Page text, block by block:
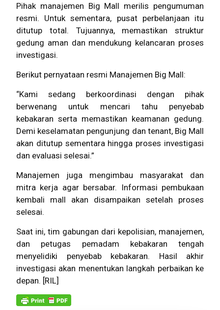
Pihak manajemen Big Mall merilis pengumuman
resmi. Untuk sementara, pusat perbelanjaan itu
ditutup total. Tujuannya, memastikan struktur
gedung aman dan mendukung kelancaran proses
investigasi.
Berikut pernyataan resmi Manajemen Big Mall:
“Kami sedang berkoordinasi dengan pihak
berwenang untuk mencari tahu penyebab
kebakaran serta memastikan keamanan gedung.
Demi keselamatan pengunjung dan tenant, Big Mall
akan ditutup sementara hingga proses investigasi
dan evaluasi selesai.”
Manajemen juga mengimbau masyarakat dan
mitra kerja agar bersabar. Informasi pembukaan
kembali mall akan disampaikan setelah proses
selesai.
Saat ini, tim gabungan dari kepolisian, manajemen,
dan petugas pemadam kebakaran tengah
menyelidiki penyebab kebakaran. Hasil akhir
investigasi akan menentukan langkah perbaikan ke
depan. [RIL]